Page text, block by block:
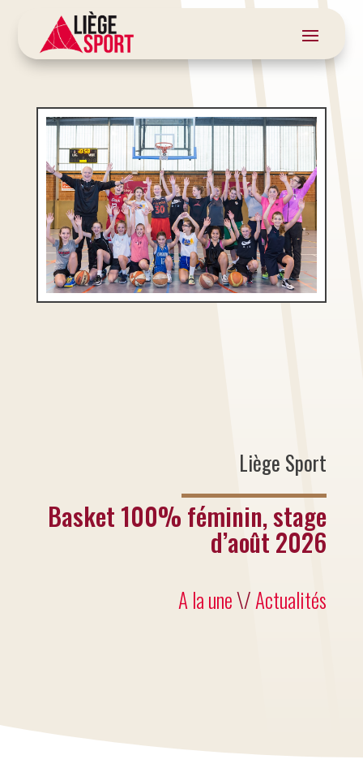
Liège Sport
Basket 100% féminin, stage
d’août 2026
A la une\/Actualités
fondamentaux 1c1<3c3 et des